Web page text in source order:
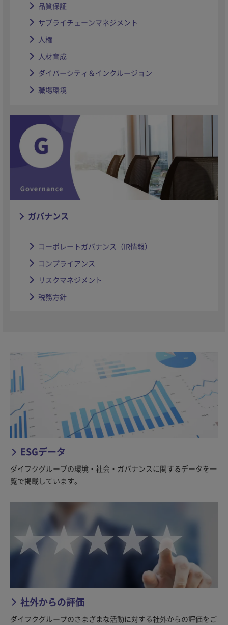
品質保証
サプライチェーンマネジメント
人権
人材育成
ダイバーシティ＆インクルージョン
職場環境
ガバナンス
コーポレートガバナンス（IR情報）
コンプライアンス
リスクマネジメント
税務方針
ESGデータ
ダイフクグループの環境・社会・ガバナンスに関するデータを一
覧で掲載しています。
社外からの評価
ダイフクグループのさまざまな活動に対する社外からの評価をご